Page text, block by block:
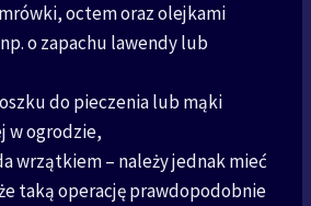
octem oraz olejkami
o zapachu lawendy lub
do pieczenia lub mąki
w ogrodzie,
wrzątkiem – należy jednak mieć
taką operację prawdopodobnie